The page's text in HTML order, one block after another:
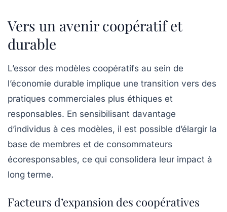
Vers un avenir coopératif et
durable
L’essor des modèles coopératifs au sein de
l’économie durable implique une transition vers des
pratiques commerciales plus éthiques et
responsables. En sensibilisant davantage
d’individus à ces modèles, il est possible d’élargir la
base de membres et de consommateurs
écoresponsables, ce qui consolidera leur impact à
long terme.
Facteurs d’expansion des coopératives